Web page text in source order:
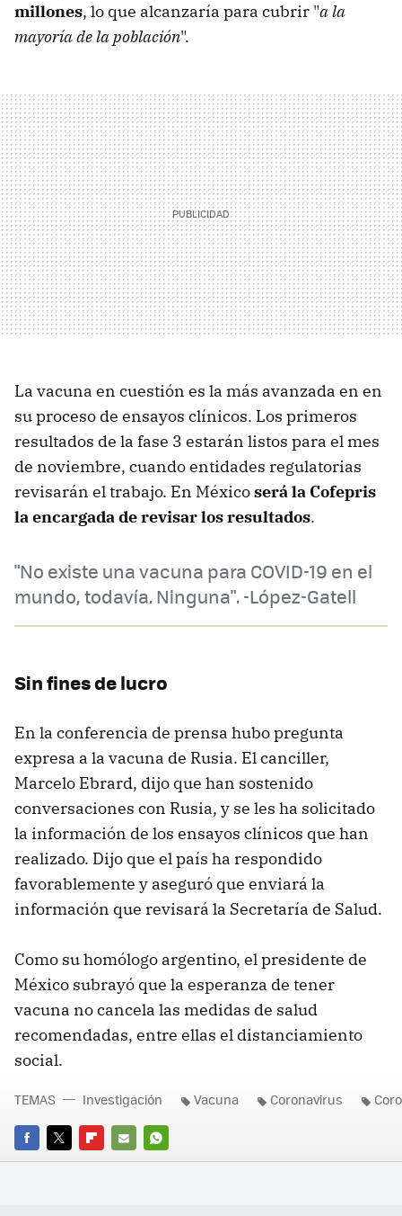
millones, lo que alcanzaría para cubrir "a la
mayoría de la población".
La vacuna en cuestión es la más avanzada en en
su proceso de ensayos clínicos. Los primeros
resultados de la fase 3 estarán listos para el mes
de noviembre, cuando entidades regulatorias
revisarán el trabajo. En Méxicoserá la Cofepris
la encargada de revisar los resultados.
"No existe una vacuna para COVID-19 en el
mundo, todavía. Ninguna". -López-Gatell
Sin fines de lucro
En la conferencia de prensa hubo pregunta
expresa a la vacuna de Rusia. El canciller,
Marcelo Ebrard, dijo que han sostenido
conversaciones con Rusia, y se les ha solicitado
la información de los ensayos clínicos que han
realizado. Dijo que el país ha respondido
favorablemente y aseguró que enviará la
información que revisará la Secretaría de Salud.
Como su homólogo argentino, el presidente de
México subrayó que la esperanza de tener
vacuna no cancela las medidas de salud
recomendadas, entre ellas el distanciamiento
social.
FACEBOOK
TWITTERFLIPBOARD
E-
WHATSAPP
TEMAS Investigación Vacuna Coronavirus